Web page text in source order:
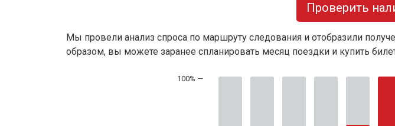
Проверить
Мы провели анализ спроса по маршруту следования и отобразили
образом, вы можете заранее спланировать месяц поездки и купить